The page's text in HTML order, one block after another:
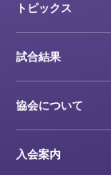
トピックス
試合結果
協会について
入会案内